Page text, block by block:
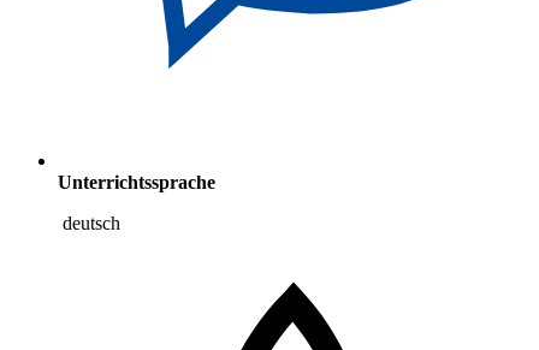
Unterrichtssprache
deutsch